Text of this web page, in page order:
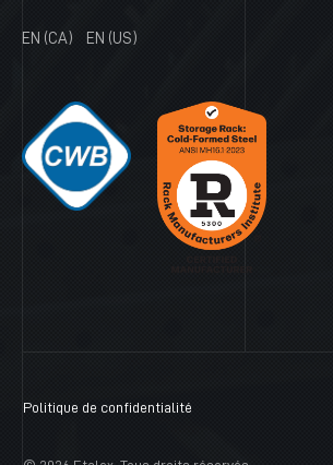
EN (CA) EN (US)
Politique de confidentialité